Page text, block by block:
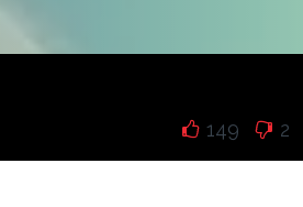
149 2